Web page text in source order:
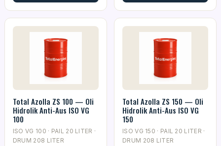
Total Azolla ZS 100 — Oli
Hidrolik Anti-Aus ISO VG
100
ISO VG 100 · PAIL 20 LITER ·
DRUM 208 LITER
Total Azolla ZS 150 — Oli
Hidrolik Anti-Aus ISO VG
150
ISO VG 150 · PAIL 20 LITER ·
DRUM 208 LITER